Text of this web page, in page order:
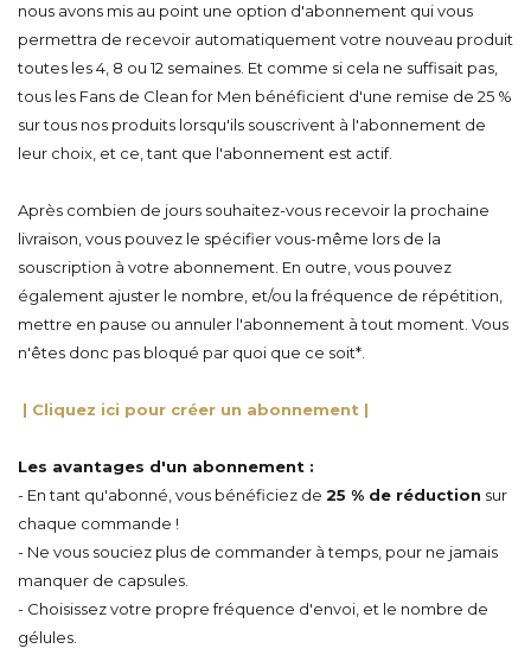
nous avons mis au point une option d'abonnement qui vous
permettra de recevoir automatiquement votre nouveau produit
toutes les 4, 8 ou 12 semaines. Et comme si cela ne suffisait pas,
tous les Fans de Clean for Men bénéficient d'une remise de 25 %
sur tous nos produits lorsqu'ils souscrivent à l'abonnement de
leur choix, et ce, tant que l'abonnement est actif.
Après combien de jours souhaitez-vous recevoir la prochaine
livraison, vous pouvez le spécifier vous-même lors de la
souscription à votre abonnement. En outre, vous pouvez
également ajuster le nombre, et/ou la fréquence de répétition,
mettre en pause ou annuler l'abonnement à tout moment. Vous
n'êtes donc pas bloqué par quoi que ce soit*.
| Cliquez ici pour créer un abonnement |
Les avantages d'un abonnement :
- En tant qu'abonné, vous bénéficiez de 25 % de réduction sur
chaque commande !
- Ne vous souciez plus de commander à temps, pour ne jamais
manquer de capsules
- Choisissez votre propre fréquence d'envoi, et le nombre de
gélules.